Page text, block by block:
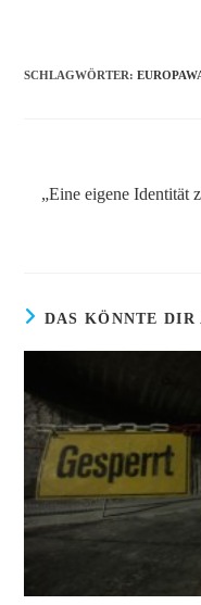
(optional)
SCHLAGWÖRTER:
ansehen
„Eine eigene Identität
DAS KÖNNTE